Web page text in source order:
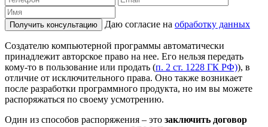
Получить консультацию Даю согласие на обработку данных
Создателю компьютерной программы автоматически
принадлежит авторское право на нее. Его нельзя передать
кому-то в пользование или продать (п. 2 ст. 1228 ГК РФ)), в
отличие от исключительного права. Оно также возникает
после разработки программного продукта, но им вы можете
распоряжаться по своему усмотрению.
Один из способов распоряжения – это заключить договор